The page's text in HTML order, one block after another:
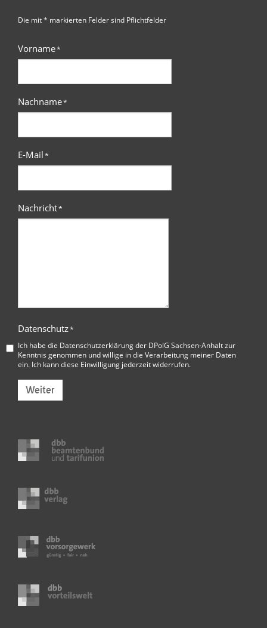
Die mit * markierten Felder sind Pflichtfelder
Vorname*
Nachname*
E-Mail*
Nachricht*
Datenschutz*
Ich habe die Datenschutzerklärung der DPolG Sachsen-Anhaltzur
Kenntnis genommen und willige in die Verarbeitung meiner Daten
ein. Ich kann diese Einwilligung jederzeit widerrufen.
Weiter